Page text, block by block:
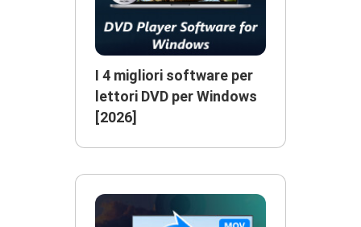
I 4 migliori software per
lettori DVD per Windows
[2026]